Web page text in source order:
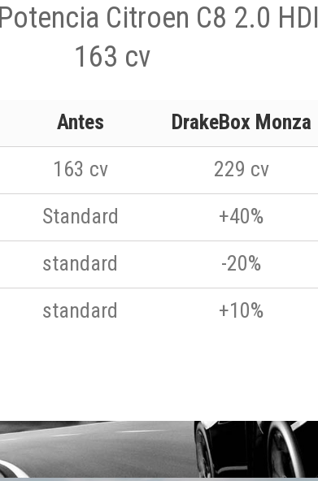
Citroen C8 2.0 HDI
163 cv
Antes
DrakeBox Monza
163 cv
229 cv
Standard
+40%
standard
-20%
standard +10%